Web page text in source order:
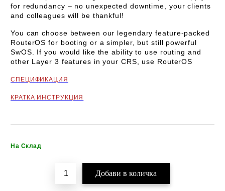
for redundancy – no unexpected downtime, your clients
and colleagues will be thankful!
You can choose between our legendary feature-packed
RouterOS for booting or a simpler, but still powerful
SwOS. If you would like the ability to use routing and
other Layer 3 features in your CRS, use RouterOS
СПЕЦИФИКАЦИЯ
КРАТКА ИНСТРУКЦИЯ
На Склад